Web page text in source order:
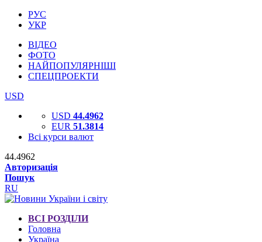
РУС
УКР
ВІДЕО
ФОТО
НАЙПОПУЛЯРНІШІ
СПЕЦПРОЕКТИ
USD
USD 44.4962
EUR 51.3814
Всі курси валют
44.4962
Авторизація
Пошук
RU
ВСІ РОЗДІЛИ
Головна
Україна